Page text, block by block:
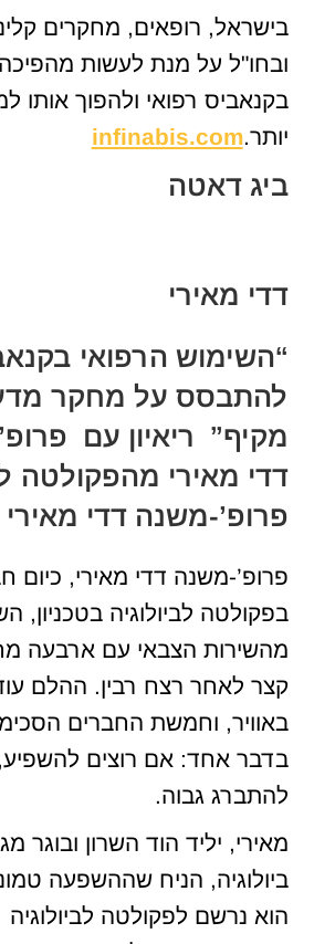
בישראל, רופאים, מחקרים
ובחו"ל על מנת לעשות
בקנאביס רפואי ולהפוך אותו
יותר.infinabis.com
ביג דאטה
דדי מאירי
“השימוש הרפואי
להתבסס על מחקר
מקיף” ריאיון עם
דדי מאירי מהפקולטה
פרופ’-משנה דדי מאירי
פרופ’-משנה דדי מאירי, כיום
בפקולטה לביולוגיה בטכניון,
מהשירות הצבאי עם ארבעה
קצר לאחר רצח רבין. ההלם
באוויר, וחמשת החברים
בדבר אחד: אם רוצים
להתברג גבוה.
מאירי, יליד הוד השרון ובוגר
ביולוגיה, הניח שההשפעה
הוא נרשם לפקולטה לביולוגיה